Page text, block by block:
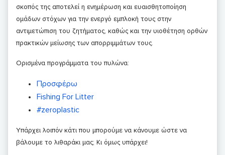
σκοπός της αποτελεί η ενημέρωση και ευαισθητοποίηση
ομάδων στόχων για την ενεργό εμπλοκή τους στην
αντιμετώπιση του ζητήματος, καθώς και την υιοθέτηση ορθών
πρακτικών μείωσης των απορριμμάτων τους.
Ορισμένα προγράμματα του πυλώνα:
Προσφέρω
Fishing For Litter
#zeroplastic
Υπάρχει λοιπόν κάτι που μπορούμε να κάνουμε ώστε να
βάλουμε το λιθαράκι μας; Κι όμως υπάρχει!